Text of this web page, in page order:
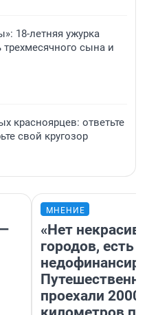
18-летняя ужурка
сына и
красноярцев: ответьте
свой кругозор
МНЕНИЕ
«Нет
городов, есть
проехали 2000